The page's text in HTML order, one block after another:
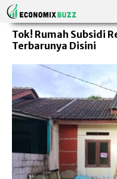
Tok! Rumah Subsidi
Terbarunya Disini